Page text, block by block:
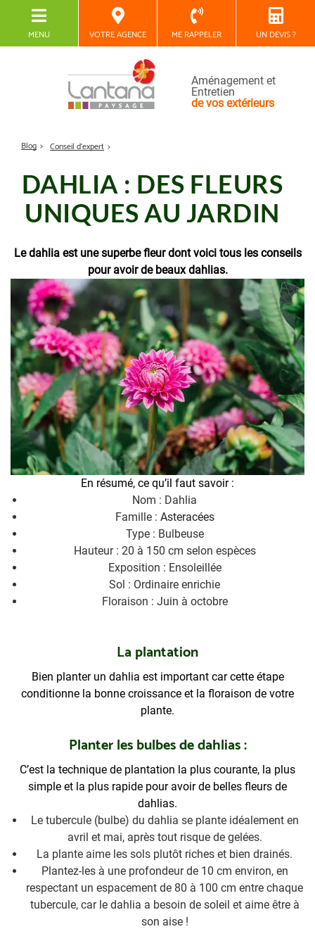
MENU VOTRE AGENCE ME RAPPELER UN DEVIS ?
Aménagement et
Entretien
de vos extérieurs
Blog Conseil d'expert
DAHLIA : DES FLEURS
UNIQUES AU JARDIN
Le dahlia est une superbe fleur dont voici tous les conseils
pour avoir de beaux dahlias.
En résumé, ce qu’il faut savoir :
Nom : Dahlia
Famille : Asteracées
Type : Bulbeuse
Hauteur : 20 à 150 cm selon espèces
Exposition : Ensoleillée
Sol : Ordinaire enrichie
Floraison : Juin à octobre
La plantation
Bien planter un dahlia est important car cette étape
conditionne la bonne croissance et la floraison de votre
plante.
Planter les bulbes de dahlias :
C’est la technique de plantation la plus courante, la plus
simple et la plus rapide pour avoir de belles fleurs de
dahlias.
Le tubercule (bulbe) du dahlia se plante idéalement en
avril et mai, après tout risque de gelées.
La plante aime les sols plutôt riches et bien drainés.
Plantez-les à une profondeur de 10 cm environ, en
respectant un espacement de 80 à 100 cm entre chaque
tubercule, car le dahlia a besoin de soleil et aime être à
son aise !